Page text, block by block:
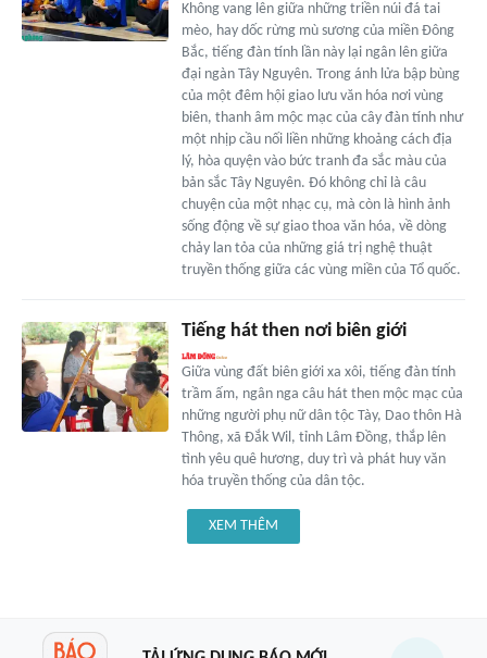
Không vang lên giữa những triền núi đá tai
mèo, hay dốc rừng mù sương của miền Đông
Bắc, tiếng đàn tính lần này lại ngân lên giữa
đại ngàn Tây Nguyên. Trong ánh lửa bập bùng
của một đêm hội giao lưu văn hóa nơi vùng
biên, thanh âm mộc mạc của cây đàn tính như
một nhịp cầu nối liền những khoảng cách địa
lý, hòa quyện vào bức tranh đa sắc màu của
bản sắc Tây Nguyên. Đó không chỉ là câu
chuyện của một nhạc cụ, mà còn là hình ảnh
sống động về sự giao thoa văn hóa, về dòng
chảy lan tỏa của những giá trị nghệ thuật
truyền thống giữa các vùng miền của Tổ quốc.
Tiếng hát then nơi biên giới
Giữa vùng đất biên giới xa xôi, tiếng đàn tính
trầm ấm, ngân nga câu hát then mộc mạc của
những người phụ nữ dân tộc Tày, Dao thôn Hà
Thông, xã Đắk Wil, tỉnh Lâm Đồng, thắp lên
tình yêu quê hương, duy trì và phát huy văn
hóa truyền thống của dân tộc.
XEM THÊM